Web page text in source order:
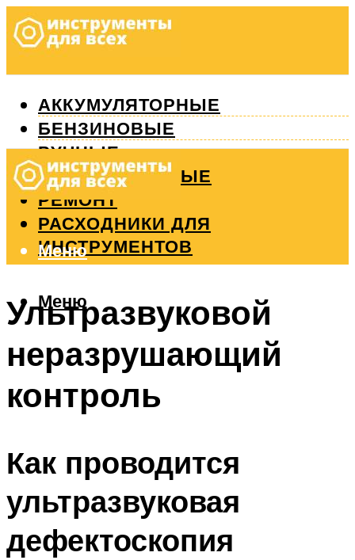
АККУМУЛЯТОРНЫЕ
БЕНЗИНОВЫЕ
РУЧНЫЕ
ИЗМЕРИТЕЛЬНЫЕ
РЕМОНТ
РАСХОДНИКИ ДЛЯ
ИНСТРУМЕНТОВ
Меню
Меню
Ультразвуковой
неразрушающий
контроль
Как проводится
ультразвуковая
дефектоскопия